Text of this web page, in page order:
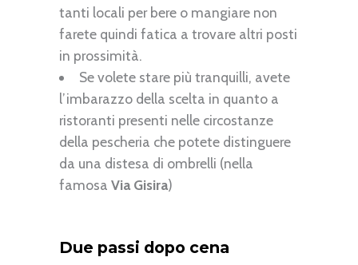
tanti locali per bere o mangiare non
farete quindi fatica a trovare altri posti
in prossimità.
Se volete stare più tranquilli, avete
l’imbarazzo della scelta in quanto a
ristoranti presenti nelle circostanze
della pescheria che potete distinguere
da una distesa di ombrelli (nella
famosa Via Gisira)
Due passi dopo cena